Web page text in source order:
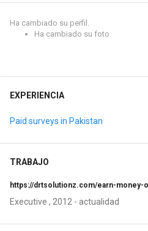
Ha cambiado su perfil.
Ha cambiado su foto.
EXPERIENCIA
Paid surveys in Pakistan
TRABAJO
https://drtsolutionz.com/earn-money-
Executive , 2012 - actualidad